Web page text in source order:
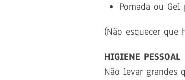
Pomada ou
(Não esquecer que
HIGIENE PESSOAL
Não levar grandes